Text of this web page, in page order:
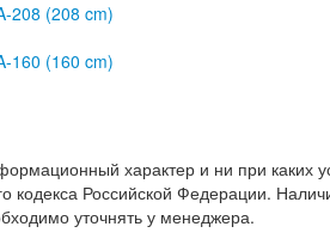
208 (208 cm)
160 (160 cm)
характер и ни при
кодекса Российской Федерации.
уточнять у менеджера.